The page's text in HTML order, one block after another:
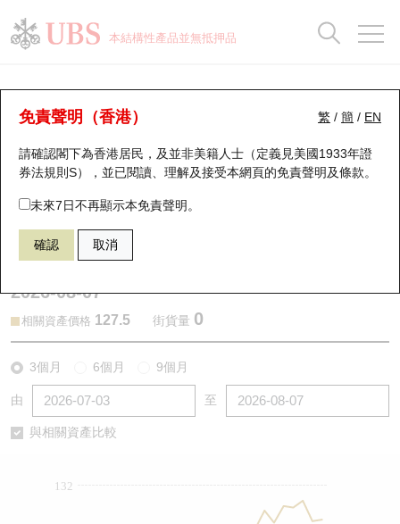
本結構性產品並無抵押品
繁 / 簡 / EN
免責聲明（香港）
請確認閣下為香港居民，及並非美籍人士（定義見美國1933年證
券法規則S），並已閱讀、理解及接受本網頁的免責聲明及條款。
未來7日不再顯示本免責聲明。
確認 取消
認股證分析儀
表現 街貨統計 比較
14557 瑞銀認沽 9618 京東集團
2026-08-07
相關資產價格 127.5 街貨量 0
3個月 6個月 9個月
由 至
與相關資產比較
132
瑞銀認股證一覽
新發行瑞銀認股證
即將到期認股證
認股證到期結算價查詢
認股證分析儀
認股證/牛熊證日誌
街貨統計
比較
牛熊全景快搜
牛熊證搜尋
牛熊證街貨分佈圖
正股牛熊證列表
新發行瑞銀牛熊證
牛熊證到期結算價查詢
街貨統計
比較
十大升幅/跌幅
十大認股證成交分佈
十天股證佔大市成交
資金流
街貨統計
正股分析儀
二十大活躍股份
恒指成份股
國指成份股
科指成份股
中資ETFs溢價比較
持股比重
顯示所有持股比重
每月輪證大市專題
輪證專欄
講座及教育短片
認股證投資者教育
牛熊證投資者教育